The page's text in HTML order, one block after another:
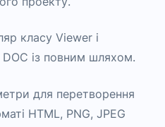
класу Viewer і
із повним шляхом.
для перетворення
HTML, PNG, JPEG